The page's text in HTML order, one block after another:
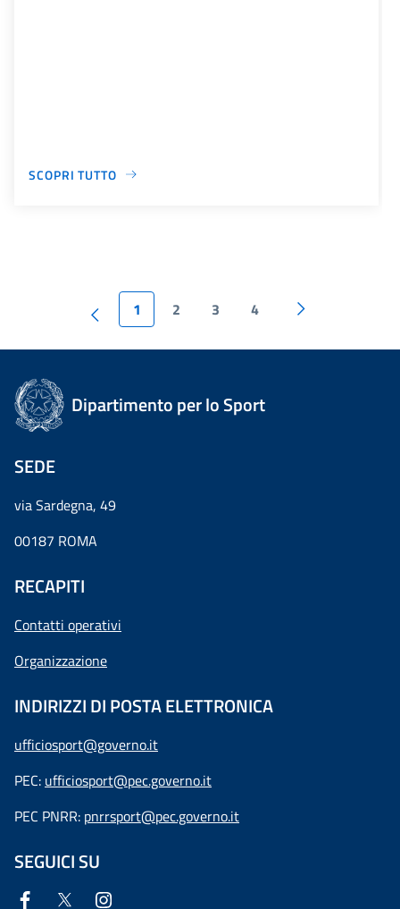
SCOPRI TUTTO
1 2 3 4
Dipartimento per lo Sport
SEDE
via Sardegna, 49
00187 ROMA
RECAPITI
Contatti operativi
Organizzazione
INDIRIZZI DI POSTA ELETTRONICA
ufficiosport@governo.it
PEC: ufficiosport@pec.governo.it
PEC PNRR: pnrrsport@pec.governo.it
SEGUICI SU